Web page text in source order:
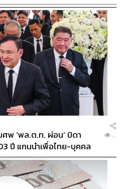
พ ‘พล.ต.ท. ผ่อน’ บิดา
ปี แกนนำเพื่อไทย-บุคคล
...